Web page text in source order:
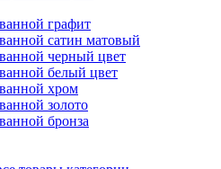
графит
сатин матовый
черный цвет
белый цвет
хром
золото
бронза